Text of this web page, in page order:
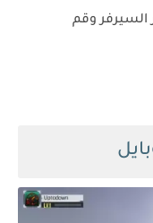
السيرفر وقم